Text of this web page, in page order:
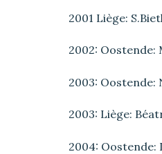
2001 Liège:
2002: Oostende:
2003: Oostende:
2003: Liège:
2004: Oostende: